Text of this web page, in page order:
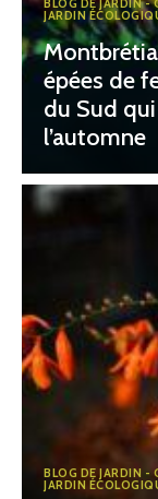
JARDIN
épées de
du Sud
l’automne
BLOG DE JARDIN -
JARDIN